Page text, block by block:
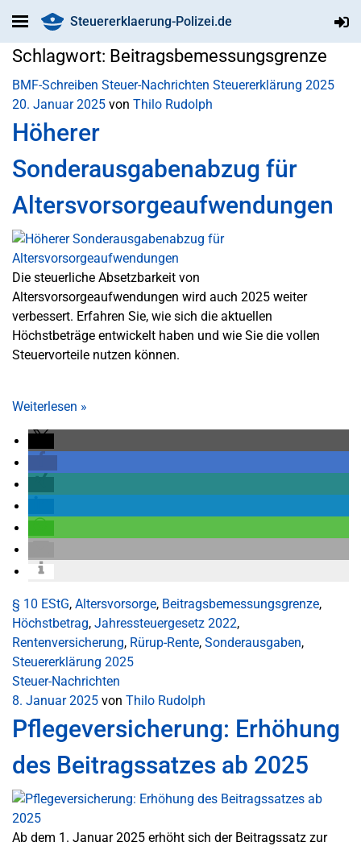
Steuererklaerung-Polizei.de
Schlagwort: Beitragsbemessungsgrenze
BMF-Schreiben Steuer-Nachrichten Steuererklärung 2025
20. Januar 2025 von Thilo Rudolph
Höherer
Sonderausgabenabzug für
Altersvorsorgeaufwendungen
Die steuerliche Absetzbarkeit von
Altersvorsorgeaufwendungen wird auch 2025 weiter
verbessert. Erfahren Sie, wie sich die aktuellen
Höchstbeträge entwickelt haben und wie Sie die vollen
Steuervorteile nutzen können.
Weiterlesen »
§ 10 EStG, Altersvorsorge, Beitragsbemessungsgrenze,
Höchstbetrag, Jahressteuergesetz 2022,
Rentenversicherung, Rürup-Rente, Sonderausgaben,
Steuererklärung 2025
Steuer-Nachrichten
8. Januar 2025 von Thilo Rudolph
Pflegeversicherung: Erhöhung
des Beitragssatzes ab 2025
Ab dem 1. Januar 2025 erhöht sich der Beitragssatz zur